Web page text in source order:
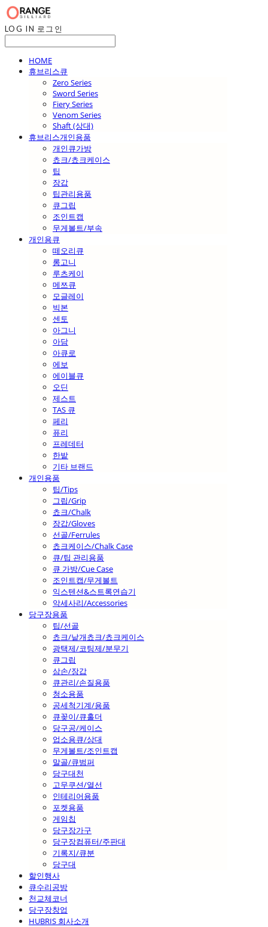
LOG IN 로그인
HOME
휴브리스큐
Zero Series
Sword Series
Fiery Series
Venom Series
Shaft (상대)
휴브리스개인용품
개인큐가방
쵸크/쵸크케이스
팁
장갑
팁관리용품
큐그립
조인트캡
무게볼트/부속
개인용큐
떼오리큐
롱고니
루츠케이
메쯔큐
모글레이
빅본
센토
아그니
아담
아큐로
에보
에이블큐
오딘
제스트
TAS 큐
페리
퓨리
프레데터
한밭
기타 브랜드
개인용품
팁/Tips
그립/Grip
쵸크/Chalk
장갑/Gloves
선골/Ferrules
쵸크케이스/Chalk Case
큐/팁 관리용품
큐 가방/Cue Case
조인트캡/무게볼트
익스텐션&스트록연습기
악세사리/Accessories
당구장용품
팁/선골
쵸크/낱개쵸크/쵸크케이스
광택제/코팅제/분무기
큐그립
삼손/장갑
큐관리/손질용품
청소용품
공세척기계/용품
큐꽂이/큐홀더
당구공/케이스
업소용큐/상대
무게볼트/조인트캡
말골/큐범퍼
당구대천
고무쿠션/열선
인테리어용품
포켓용품
게임칩
당구장가구
당구장컴퓨터/주판대
기록지/큐분
당구대
할인행사
큐수리공방
천교체코너
당구장창업
HUBRIS 회사소개